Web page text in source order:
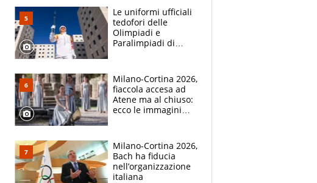
Sylla e Barlaam
Le uniformi ufficiali
tedofori delle
Olimpiadi e
Paralimpiadi di
Milano-Cortina 2026,
fiaccola accesa ad
Atene ma al chiuso:
ecco le immagini
Milano-Cortina 2026,
Bach ha fiducia
nell’organizzazione
italiana